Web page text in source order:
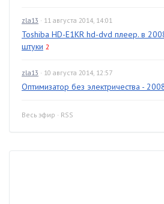
zla13 · 11 августа 2014, 14:01
Toshiba HD-E1KR hd-dvd плеер. в
штуки 2
zla13 · 10 августа 2014, 12:57
Оптимизатор без электричества -
Весь эфир · RSS